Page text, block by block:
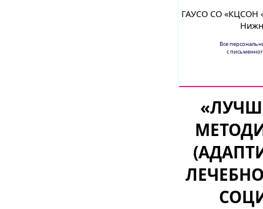
ГАУСО СО «КЦСОН
Все
с